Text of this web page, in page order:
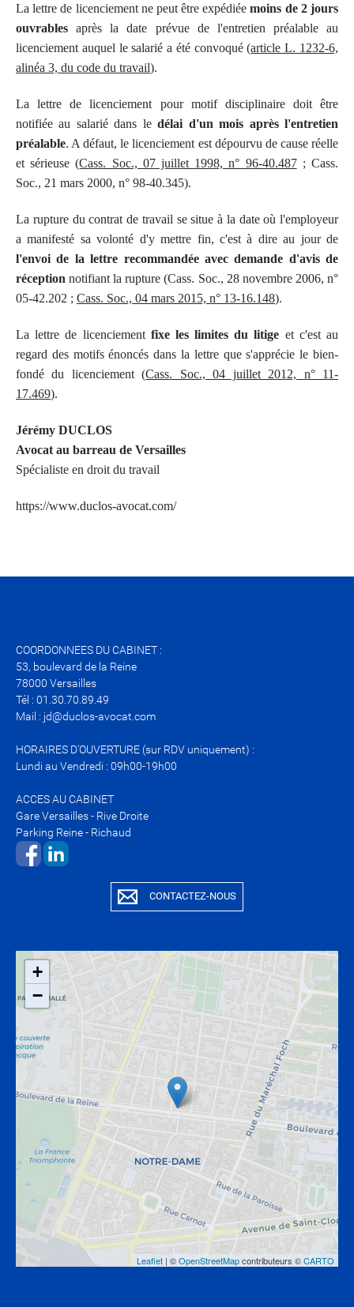
La lettre de licenciement ne peut être expédiéemoins de 2 jours
ouvrables après la date prévue de l'entretien préalable au
licenciement auquel le salarié a été convoqué (article L. 1232-6,
alinéa 3, du code du travail).
La lettre de licenciement pour motif disciplinaire doit être
notifiée au salarié dans ledélai d'un mois après l'entretien
préalable. A défaut, le licenciement est dépourvu de cause réelle
et sérieuse (Cass. Soc., 07 juillet 1998, n° 96-40.487; Cass.
Soc., 21 mars 2000, n° 98-40.345).
La rupture du contrat de travail se situe à la date où l'employeur
a manifesté sa volonté d'y mettre fin, c'est à dire au jour de
l'envoi de la lettre recommandée avec demande d'avis de
réception notifiant la rupture (Cass. Soc., 28 novembre 2006, n°
05-42.202 ; Cass. Soc., 04 mars 2015, n° 13-16.148).
La lettre de licenciement fixe les limites du litige et c'est au
regard des motifs énoncés dans la lettre que s'apprécie le bien-
fondé du licenciement (Cass. Soc., 04 juillet 2012, n° 11-
17.469).
Jérémy DUCLOS
Avocat au barreau de Versailles
Spécialiste en droit du travail
https://www.duclos-avocat.com/
COORDONNEES DU CABINET :
53, boulevard de la Reine
78000 Versailles
Tél : 01.30.70.89.49
Mail : jd@duclos-avocat.com
HORAIRES D'OUVERTURE (sur RDV uniquement) :
Lundi au Vendredi : 09h00-19h00
ACCES AU CABINET
Gare Versailles - Rive Droite
Parking Reine - Richaud
CONTACTEZ-NOUS
+
−
Leaflet | ©OpenStreetMapcontributeurs ©CARTO